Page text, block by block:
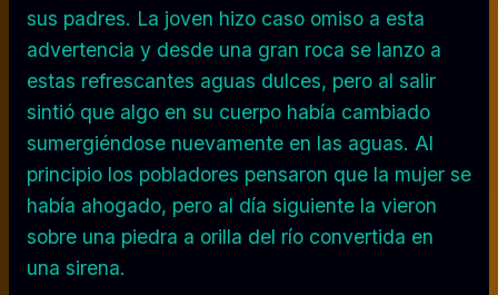
sus padres. La joven hizo caso omiso a esta
advertencia y desde una gran roca se lanzo a
estas refrescantes aguas dulces, pero al salir
sintió que algo en su cuerpo había cambiado
sumergiéndose nuevamente en las aguas. Al
principio los pobladores pensaron que la mujer se
había ahogado, pero al día siguiente la vieron
sobre una piedra a orilla del río convertida en
una sirena.